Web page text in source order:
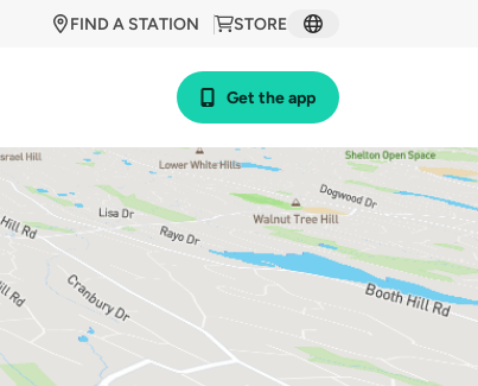
STORE
FIND A STATION
Get the app